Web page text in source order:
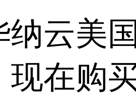
美国
现在购